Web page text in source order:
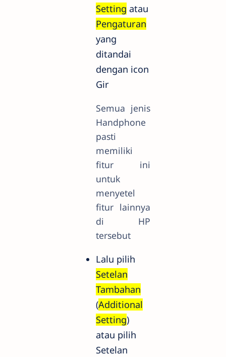
Setting atau
Pengaturan
yang
ditandai
dengan icon
Gir
Semua jenis
Handphone
pasti
memiliki
fitur ini
untuk
menyetel
fitur lainnya
di HP
tersebut
Lalu pilih
Setelan
Tambahan
(Additional
Setting)
atau pilih
Setelan